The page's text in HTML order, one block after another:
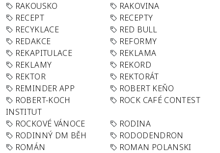
RAKOUSKO
RAKOVINA
RECEPT
RECEPTY
RECYKLACE
RED BULL
REDAKCE
REFORMY
REKAPITULACE
REKLAMA
REKLAMY
REKORD
REKTOR
REKTORÁT
REMINDER APP
ROBERT KEŇO
ROBERT-KOCH
INSTITUT
ROCK CAFÉ CONTEST
ROCKOVÉ VÁNOCE
RODINA
RODINNÝ DM BĚH
RODODENDRON
ROMÁN
ROMAN POLANSKI